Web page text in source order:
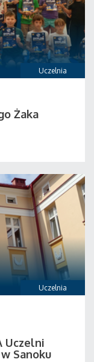
Uczelnia
Żaka
Uczelnia
Uczelni
Sanoku